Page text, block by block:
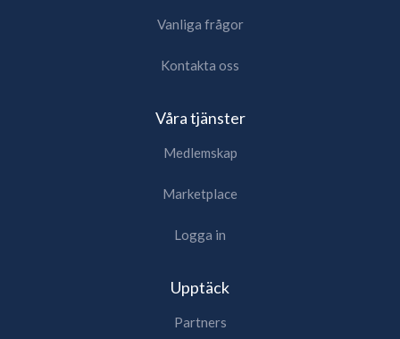
Vanliga frågor
Kontakta oss
Våra tjänster
Medlemskap
Marketplace
Logga in
Upptäck
Partners